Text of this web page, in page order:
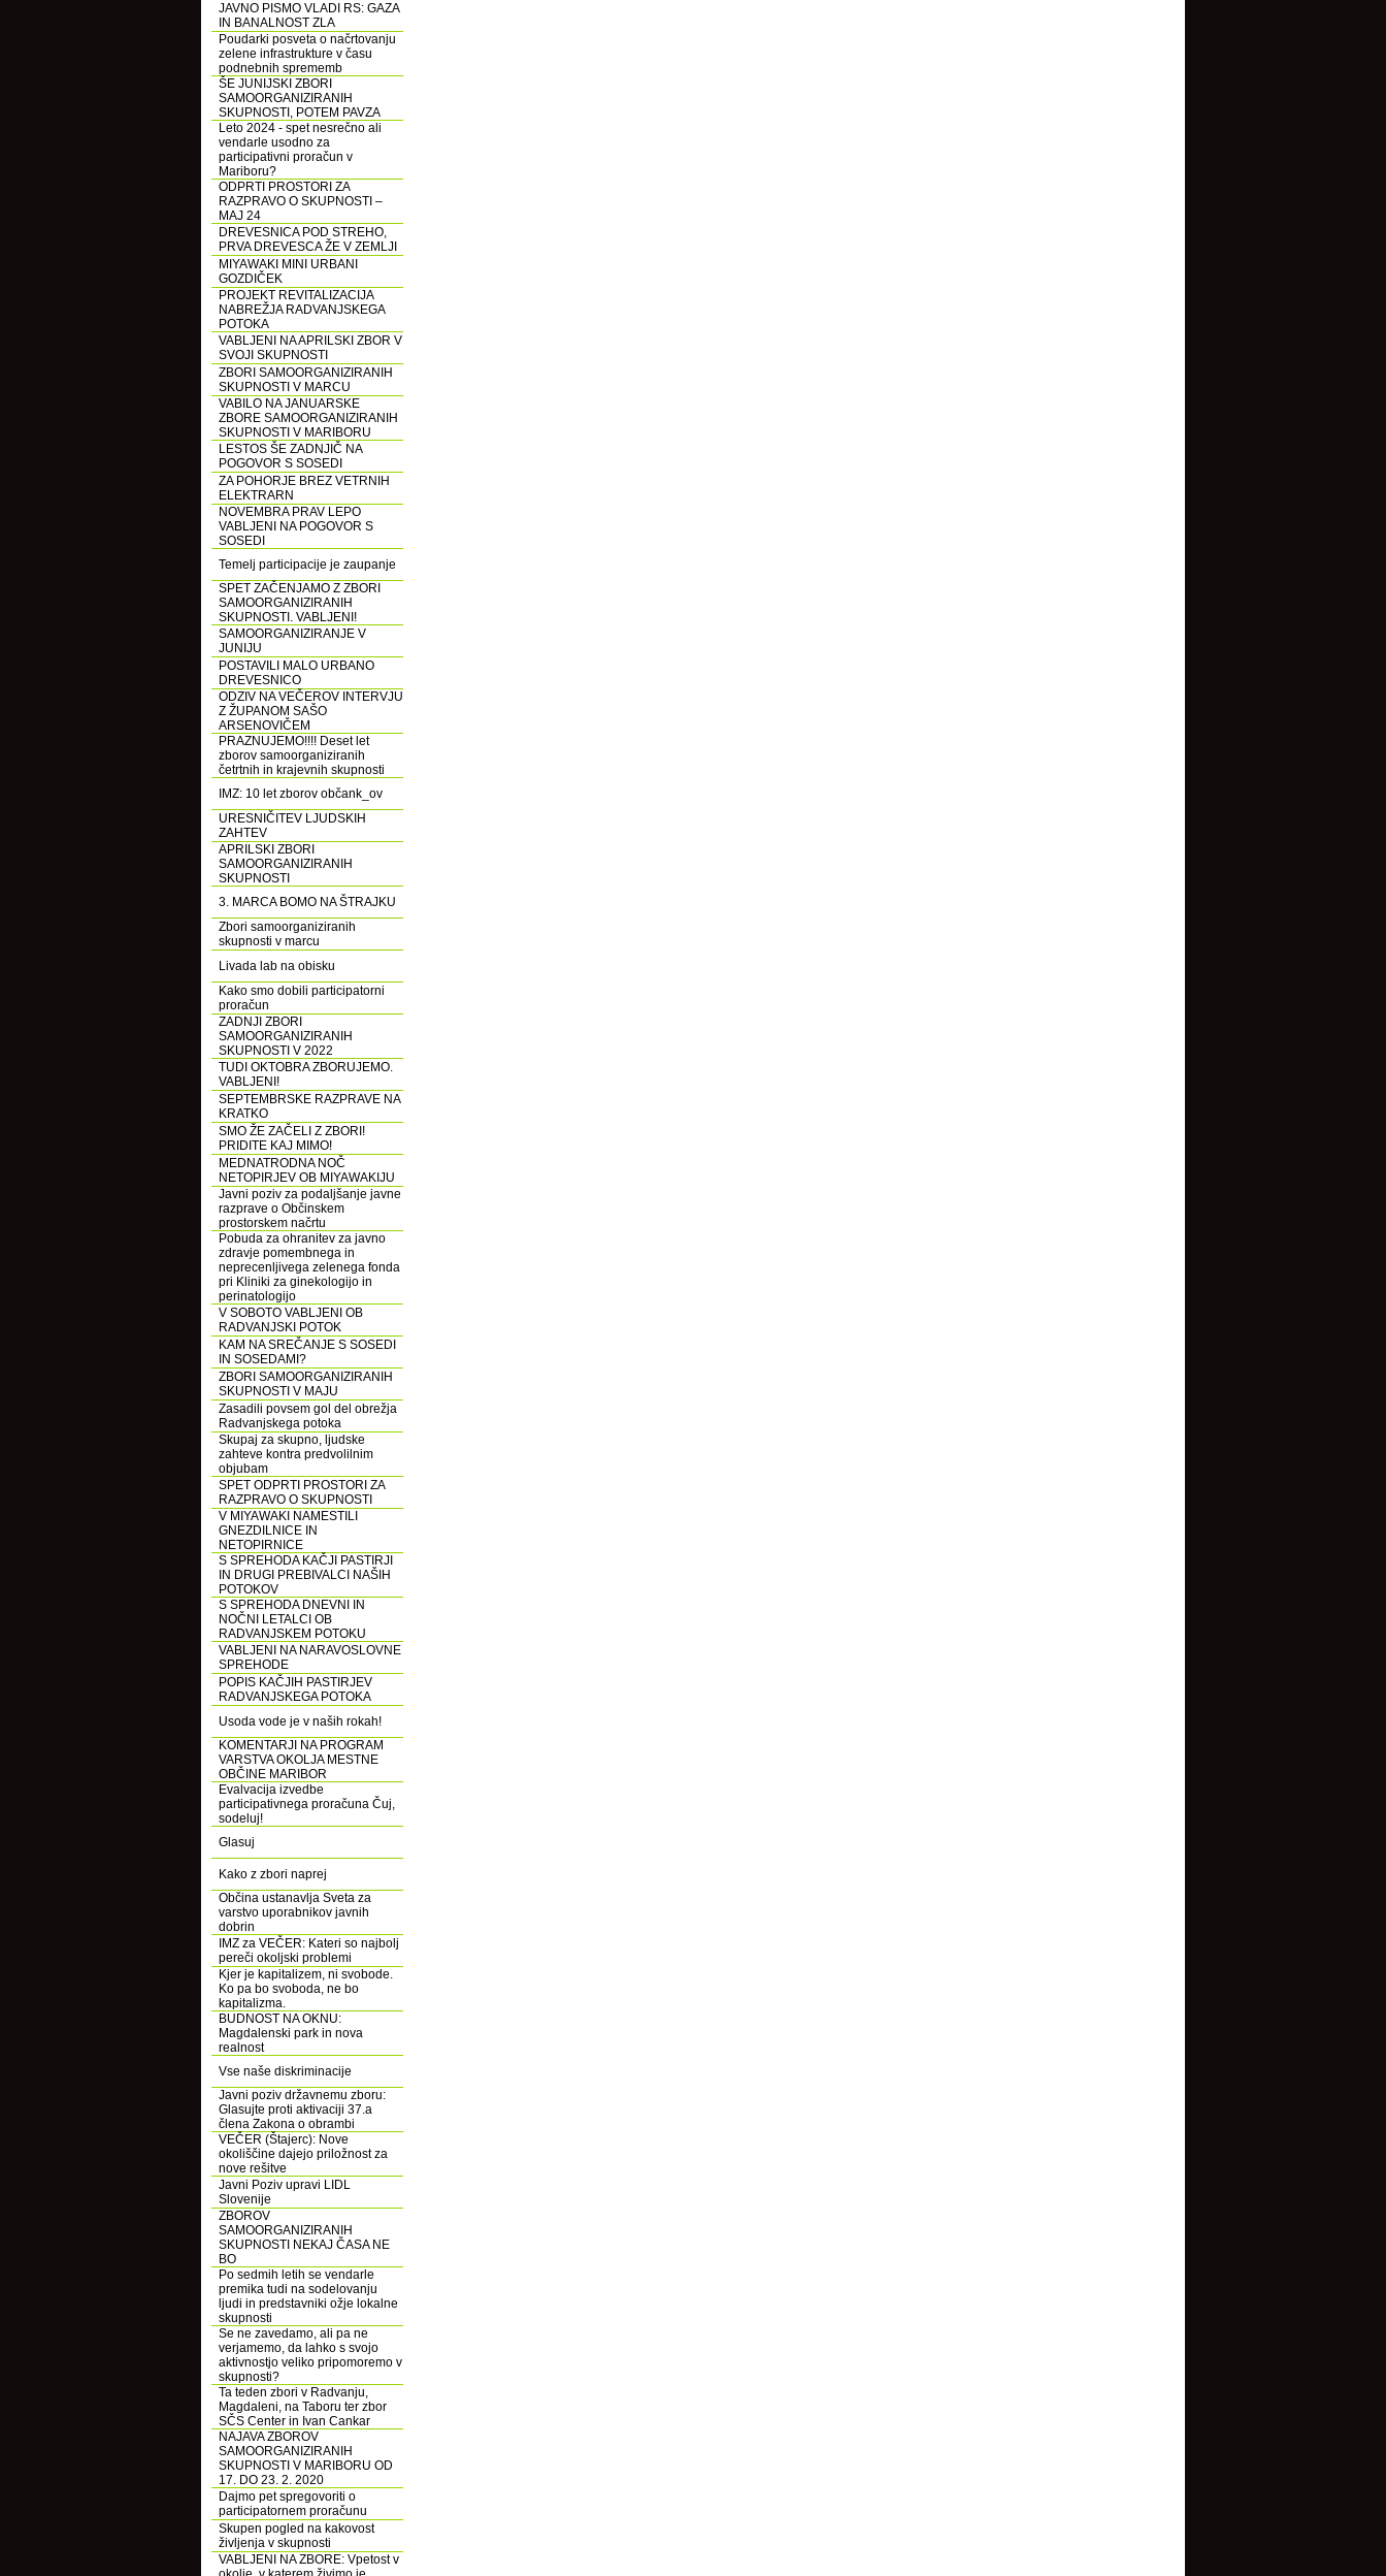
JAVNO PISMO VLADI RS: GAZA
IN BANALNOST ZLA
Poudarki posveta o načrtovanju
zelene infrastrukture v času
podnebnih sprememb
ŠE JUNIJSKI ZBORI
SAMOORGANIZIRANIH
SKUPNOSTI, POTEM PAVZA
Leto 2024 - spet nesrečno ali
vendarle usodno za
participativni proračun v
Mariboru?
ODPRTI PROSTORI ZA
RAZPRAVO O SKUPNOSTI –
MAJ 24
DREVESNICA POD STREHO,
PRVA DREVESCA ŽE V ZEMLJI
MIYAWAKI MINI URBANI
GOZDIČEK
PROJEKT REVITALIZACIJA
NABREŽJA RADVANJSKEGA
POTOKA
VABLJENI NA APRILSKI ZBOR V
SVOJI SKUPNOSTI
ZBORI SAMOORGANIZIRANIH
SKUPNOSTI V MARCU
VABILO NA JANUARSKE
ZBORE SAMOORGANIZIRANIH
SKUPNOSTI V MARIBORU
LESTOS ŠE ZADNJIČ NA
POGOVOR S SOSEDI
ZA POHORJE BREZ VETRNIH
ELEKTRARN
NOVEMBRA PRAV LEPO
VABLJENI NA POGOVOR S
SOSEDI
Temelj participacije je zaupanje
SPET ZAČENJAMO Z ZBORI
SAMOORGANIZIRANIH
SKUPNOSTI. VABLJENI!
SAMOORGANIZIRANJE V
JUNIJU
POSTAVILI MALO URBANO
DREVESNICO
ODZIV NA VEČEROV INTERVJU
Z ŽUPANOM SAŠO
ARSENOVIČEM
PRAZNUJEMO!!!! Deset let
zborov samoorganiziranih
četrtnih in krajevnih skupnosti
IMZ: 10 let zborov občank_ov
URESNIČITEV LJUDSKIH
ZAHTEV
APRILSKI ZBORI
SAMOORGANIZIRANIH
SKUPNOSTI
3. MARCA BOMO NA ŠTRAJKU
Zbori samoorganiziranih
skupnosti v marcu
Livada lab na obisku
Kako smo dobili participatorni
proračun
ZADNJI ZBORI
SAMOORGANIZIRANIH
SKUPNOSTI V 2022
TUDI OKTOBRA ZBORUJEMO.
VABLJENI!
SEPTEMBRSKE RAZPRAVE NA
KRATKO
SMO ŽE ZAČELI Z ZBORI!
PRIDITE KAJ MIMO!
MEDNATRODNA NOČ
NETOPIRJEV OB MIYAWAKIJU
Javni poziv za podaljšanje javne
razprave o Občinskem
prostorskem načrtu
Pobuda za ohranitev za javno
zdravje pomembnega in
neprecenljivega zelenega fonda
pri Kliniki za ginekologijo in
perinatologijo
V SOBOTO VABLJENI OB
RADVANJSKI POTOK
KAM NA SREČANJE S SOSEDI
IN SOSEDAMI?
ZBORI SAMOORGANIZIRANIH
SKUPNOSTI V MAJU
Zasadili povsem gol del obrežja
Radvanjskega potoka
Skupaj za skupno, ljudske
zahteve kontra predvolilnim
objubam
SPET ODPRTI PROSTORI ZA
RAZPRAVO O SKUPNOSTI
V MIYAWAKI NAMESTILI
GNEZDILNICE IN
NETOPIRNICE
S SPREHODA KAČJI PASTIRJI
IN DRUGI PREBIVALCI NAŠIH
POTOKOV
S SPREHODA DNEVNI IN
NOČNI LETALCI OB
RADVANJSKEM POTOKU
VABLJENI NA NARAVOSLOVNE
SPREHODE
POPIS KAČJIH PASTIRJEV
RADVANJSKEGA POTOKA
Usoda vode je v naših rokah!
KOMENTARJI NA PROGRAM
VARSTVA OKOLJA MESTNE
OBČINE MARIBOR
Evalvacija izvedbe
participativnega proračuna Čuj,
sodeluj!
Glasuj
Kako z zbori naprej
Občina ustanavlja Sveta za
varstvo uporabnikov javnih
dobrin
IMZ za VEČER: Kateri so najbolj
pereči okoljski problemi
Kjer je kapitalizem, ni svobode.
Ko pa bo svoboda, ne bo
kapitalizma.
BUDNOST NA OKNU:
Magdalenski park in nova
realnost
Vse naše diskriminacije
Javni poziv državnemu zboru:
Glasujte proti aktivaciji 37.a
člena Zakona o obrambi
VEČER (Štajerc): Nove
okoliščine dajejo priložnost za
nove rešitve
Javni Poziv upravi LIDL
Slovenije
ZBOROV
SAMOORGANIZIRANIH
SKUPNOSTI NEKAJ ČASA NE
BO
Po sedmih letih se vendarle
premika tudi na sodelovanju
ljudi in predstavniki ožje lokalne
skupnosti
Se ne zavedamo, ali pa ne
verjamemo, da lahko s svojo
aktivnostjo veliko pripomoremo v
skupnosti?
Ta teden zbori v Radvanju,
Magdaleni, na Taboru ter zbor
SČS Center in Ivan Cankar
NAJAVA ZBOROV
SAMOORGANIZIRANIH
SKUPNOSTI V MARIBORU OD
17. DO 23. 2. 2020
Dajmo pet spregovoriti o
participatornem proračunu
Skupen pogled na kakovost
življenja v skupnosti
VABLJENI NA ZBORE: Vpetost v